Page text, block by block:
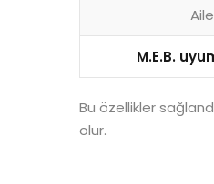
M.E.B.
Bu özellikler
olur.